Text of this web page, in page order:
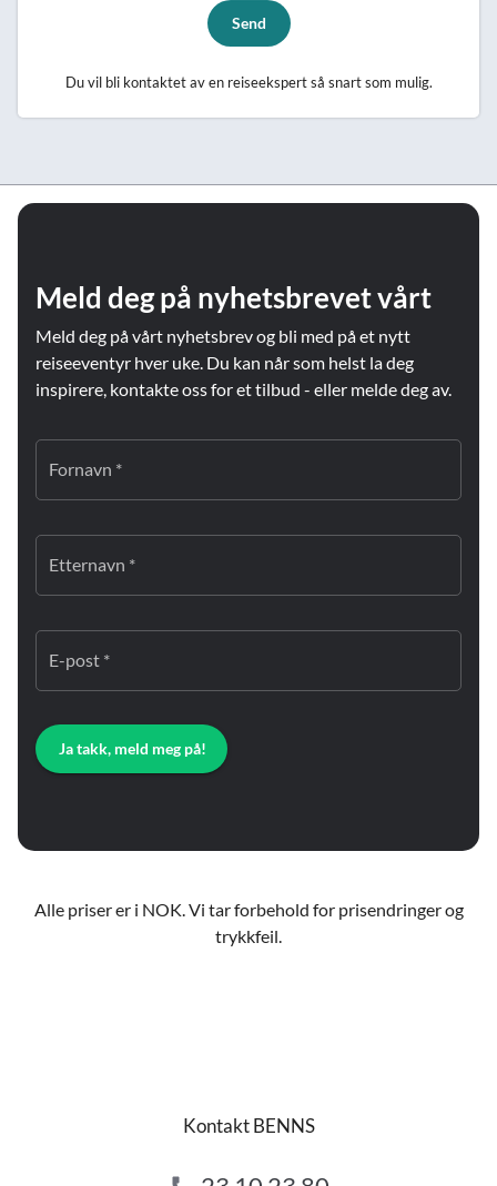
Send
Du vil bli kontaktet av en reiseekspert så snart som mulig.
Meld deg på nyhetsbrevet vårt
Meld deg på vårt nyhetsbrev og bli med på et nytt
reiseeventyr hver uke. Du kan når som helst la deg
inspirere, kontakte oss for et tilbud - eller melde deg av.
Fornavn *
Etternavn *
E-post *
Ja takk, meld meg på!
Alle priser er i NOK. Vi tar forbehold for prisendringer og
trykkfeil.
Kontakt BENNS